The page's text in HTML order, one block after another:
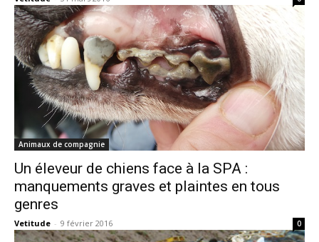
Animaux de compagnie
Un éleveur de chiens face à la SPA :
manquements graves et plaintes en tous
genres
Vetitude - 9 février 2016 0